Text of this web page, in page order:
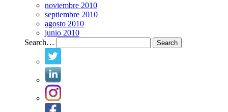
noviembre 2010
septiembre 2010
agosto 2010
junio 2010
Search…